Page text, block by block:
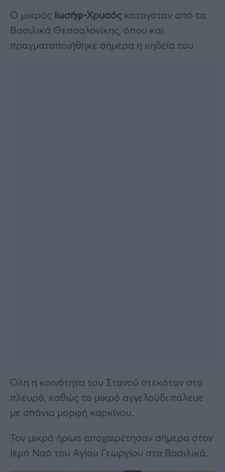
Ο μικρός Ιωσήφ-Χρυσός καταγόταν από τα
Βασιλικά Θεσσαλονίκης, όπου και
πραγματοποιήθηκε σήμερα η κηδεία του.
Όλη η κοινότητα του Στανού στεκόταν στο
πλευρό, καθώς το μικρό αγγελούδι πάλευε
με σπάνια μορφή καρκίνου.
Τον μικρό ήρωα αποχαιρέτησαν σήμερα στον
Ιερό Ναό του Αγίου Γεωργίου στα Βασιλικά.